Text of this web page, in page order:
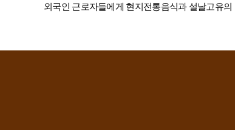
외국인 근로자들에게 현지전통음식과 설날고유의